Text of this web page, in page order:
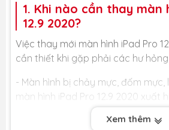
1. Khi nào cần thay màn
12.9 2020?
Việc thay mới màn hình iPad Pro
cần thiết khi gặp phải các hư
- Màn hình bị chảy mực, đốm mực,
màn hình iPad Pro 12.9 2020 xuất
mực, đốm mực hay loang mực, đó
thấy các tinh thể lỏng bên trong
Xem thêm